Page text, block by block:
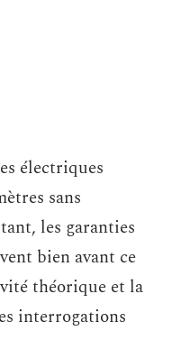
électriques
sans
les garanties
bien avant ce
théorique et la
interrogations